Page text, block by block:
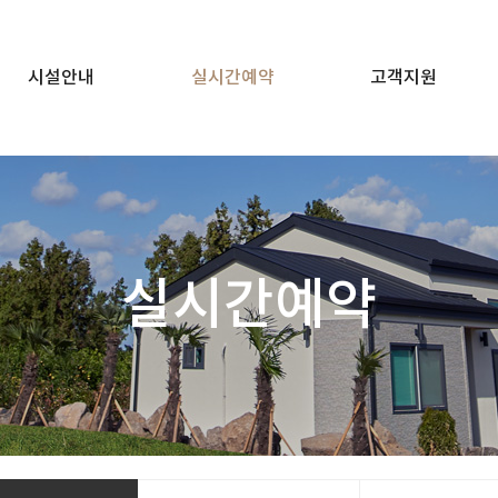
시설안내 실시간예약 고객지원
실시간예약